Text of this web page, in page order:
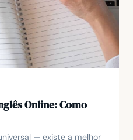
Online: Como
— existe a melhor